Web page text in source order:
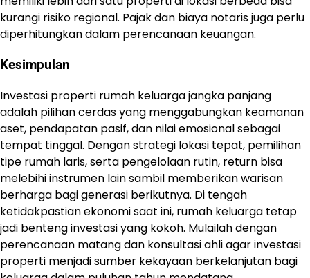
kurangi risiko regional. Pajak dan biaya notaris juga perlu
diperhitungkan dalam perencanaan keuangan.
Kesimpulan
Investasi properti rumah keluarga jangka panjang
adalah pilihan cerdas yang menggabungkan keamanan
aset, pendapatan pasif, dan nilai emosional sebagai
tempat tinggal. Dengan strategi lokasi tepat, pemilihan
tipe rumah laris, serta pengelolaan rutin, return bisa
melebihi instrumen lain sambil memberikan warisan
berharga bagi generasi berikutnya. Di tengah
ketidakpastian ekonomi saat ini, rumah keluarga tetap
jadi benteng investasi yang kokoh. Mulailah dengan
perencanaan matang dan konsultasi ahli agar investasi
properti menjadi sumber kekayaan berkelanjutan bagi